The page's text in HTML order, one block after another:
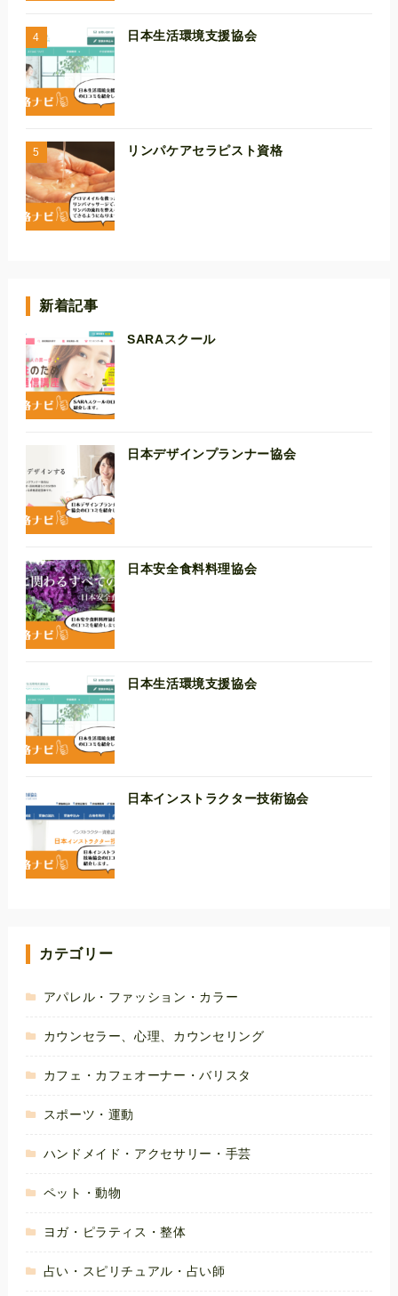
日本生活環境支援協会
リンパケアセラピスト資格
新着記事
SARAスクール
日本デザインプランナー協会
日本安全食料料理協会
日本生活環境支援協会
日本インストラクター技術協会
カテゴリー
アパレル・ファッション・カラー
カウンセラー、心理、カウンセリング
カフェ・カフェオーナー・バリスタ
スポーツ・運動
ハンドメイド・アクセサリー・手芸
ペット・動物
ヨガ・ピラティス・整体
占い・スピリチュアル・占い師